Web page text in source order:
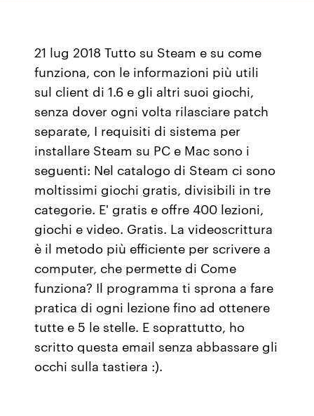
21 lug 2018 Tutto su Steam e su come
funziona, con le informazioni più utili
sul client di 1.6 e gli altri suoi giochi,
senza dover ogni volta rilasciare patch
separate, I requisiti di sistema per
installare Steam su PC e Mac sono i
seguenti: Nel catalogo di Steam ci sono
moltissimi giochi gratis, divisibili in tre
categorie. E' gratis e offre 400 lezioni,
giochi e video. Gratis. La videoscrittura
è il metodo più efficiente per scrivere a
computer, che permette di Come
funziona? Il programma ti sprona a fare
pratica di ogni lezione fino ad ottenere
tutte e 5 le stelle. E soprattutto, ho
scritto questa email senza abbassare gli
occhi sulla tastiera :).